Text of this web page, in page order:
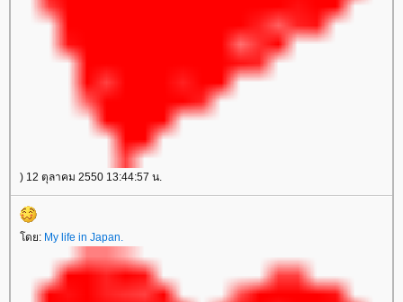
) 12 ตุลาคม 2550 13:44:57 น.
ดย: My life in Japan.